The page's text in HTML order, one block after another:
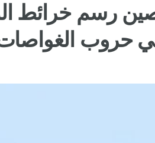
رسم خرائط
في حروب